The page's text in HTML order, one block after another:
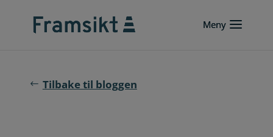
Tilbake til bloggen